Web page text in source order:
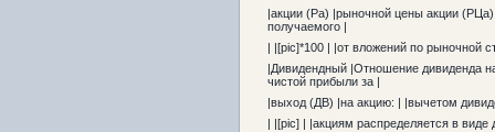
|акции (Ра) |рыночной цены акции
получаемого |
| |[pic]*100 | |от вложений по рыночной
|Дивидендный |Отношение дивиденда
чистой прибыли за |
|выход (ДВ) |на акцию: | |вычетом
| |[pic] | |акциям распределяется в виде